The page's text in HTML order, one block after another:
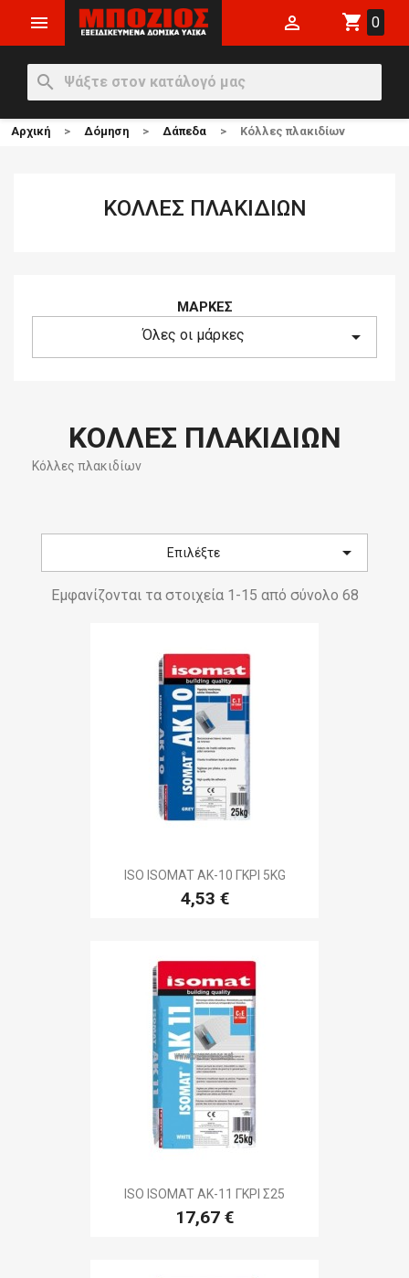
 shopping_cart 0

search
Αρχική Δόμηση Δάπεδα Κόλλες πλακιδίων
ΚΌΛΛΕΣ ΠΛΑΚΙΔΊΩΝ
ΜΆΡΚΕΣ
Όλες οι μάρκες arrow_drop_down
ΚΌΛΛΕΣ ΠΛΑΚΙΔΊΩΝ
Κόλλες πλακιδίων
Επιλέξτε 
Εμφανίζονται τα στοιχεία 1-15 από σύνολο 68
ISO ISOMAT AK-10 ΓΚΡΙ 5KG
4,53 €
ISO ISOMAT AK-11 ΓΚΡΙ Σ25
17,67 €